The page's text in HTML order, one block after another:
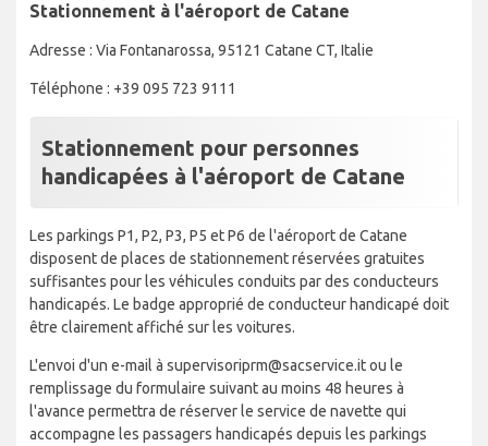
Stationnement à l'aéroport de Catane
Adresse : Via Fontanarossa, 95121 Catane CT, Italie
Téléphone : +39 095 723 9111
Stationnement pour personnes
handicapées à l'aéroport de Catane
Les parkings P1, P2, P3, P5 et P6 de l'aéroport de Catane
disposent de places de stationnement réservées gratuites
suffisantes pour les véhicules conduits par des conducteurs
handicapés. Le badge approprié de conducteur handicapé doit
être clairement affiché sur les voitures.
L'envoi d'un e-mail à supervisoriprm@sacservice.it ou le
remplissage du formulaire suivant au moins 48 heures à
l'avance permettra de réserver le service de navette qui
accompagne les passagers handicapés depuis les parkings